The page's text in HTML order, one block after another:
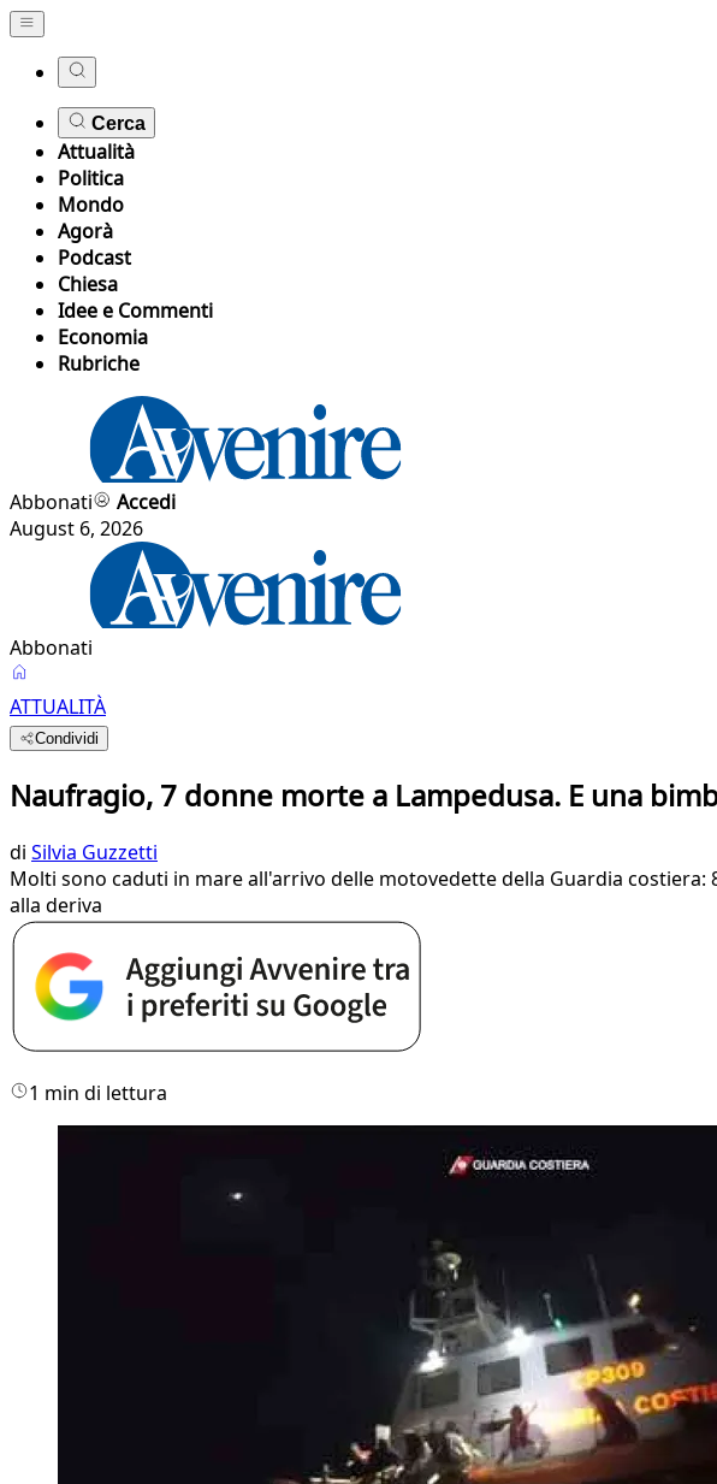
Cerca
Attualità
Politica
Mondo
Agorà
Podcast
Chiesa
Idee e Commenti
Economia
Rubriche
Abbonati
Accedi
August 6, 2026
Abbonati
ATTUALITÀ
Condividi
Naufragio, 7 donne morte a Lampedusa. E una
di Silvia Guzzetti
Molti sono caduti in mare all'arrivo delle motovedette della Guardia
alla deriva
1 min di lettura